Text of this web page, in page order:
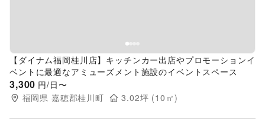
【ダイナム福岡桂川店】キッチンカー出店やプロモーションイ
ベントに最適なアミューズメント施設のイベントスペース
3,300 円/日〜
福岡県 嘉穂郡桂川町 3.02坪 (10 ㎡)